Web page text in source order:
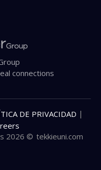
connections
2026 © tekkieuni.com
DE PRIVACIDAD |